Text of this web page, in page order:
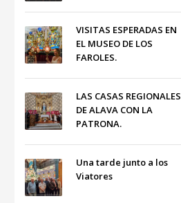
VISITAS ESPERADAS EN
EL MUSEO DE LOS
FAROLES.
LAS CASAS REGIONALES
DE ALAVA CON LA
PATRONA.
Una tarde junto a los
Viatores